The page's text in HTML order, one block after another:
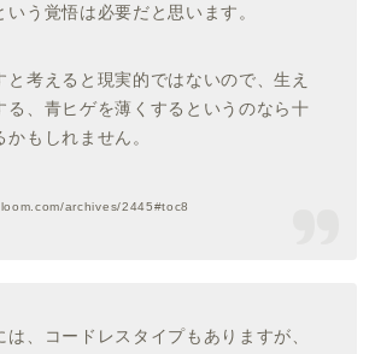
いう覚悟は必要だと思います。
と考えると現実的ではないので、生え
る、青ヒゲを薄くするというのなら十
もしれません。
archives/2445#toc8
は、コードレスタイプもありますが、